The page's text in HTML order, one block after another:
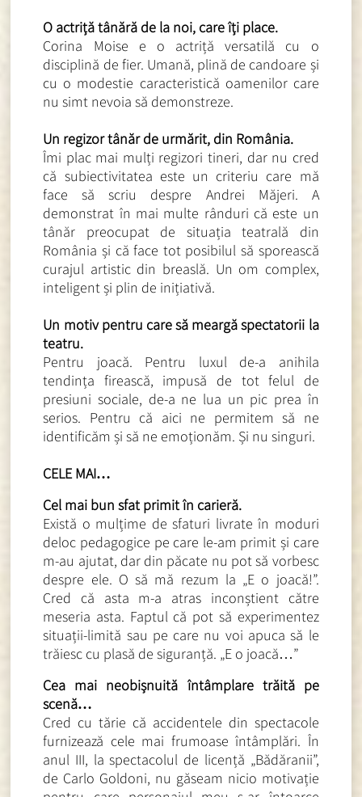
O actriță tânără de la noi, care îți place.
Corina Moise e o actriță versatilă cu o
disciplină de fier. Umană, plină de candoare și
cu o modestie caracteristică oamenilor care
nu simt nevoia să demonstreze.
Un regizor tânăr de urmărit, din România.
Îmi plac mai mulți regizori tineri, dar nu cred
că subiectivitatea este un criteriu care mă
face să scriu despre Andrei Măjeri. A
demonstrat în mai multe rânduri că este un
tânăr preocupat de situația teatrală din
România și că face tot posibilul să sporească
curajul artistic din breaslă. Un om complex,
inteligent și plin de inițiativă.
Un motiv pentru care să meargă spectatorii la
teatru.
Pentru joacă. Pentru luxul de-a anihila
tendința firească, impusă de tot felul de
presiuni sociale, de-a ne lua un pic prea în
serios. Pentru că aici ne permitem să ne
identificăm și să ne emoționăm. Și nu singuri.
CELE MAI…
Cel mai bun sfat primit în carieră.
Există o mulțime de sfaturi livrate în moduri
deloc pedagogice pe care le-am primit și care
m-au ajutat, dar din păcate nu pot să vorbesc
despre ele. O să mă rezum la „E o joacă!”.
Cred că asta m-a atras inconștient către
meseria asta. Faptul că pot să experimentez
situații-limită sau pe care nu voi apuca să le
trăiesc cu plasă de siguranță. „E o joacă…”
Cea mai neobișnuită întâmplare trăită pe
scenă…
Cred cu tărie că accidentele din spectacole
furnizează cele mai frumoase întâmplări. În
anul III, la spectacolul de licență „Bădăranii”,
de Carlo Goldoni, nu găseam nicio motivație